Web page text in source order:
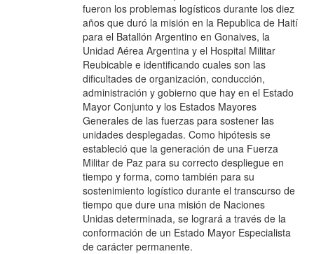
fueron los problemas logísticos durante los diez
años que duró la misión en la Republica de Haití
para el Batallón Argentino en Gonaives, la
Unidad Aérea Argentina y el Hospital Militar
Reubicable e identificando cuales son las
dificultades de organización, conducción,
administración y gobierno que hay en el Estado
Mayor Conjunto y los Estados Mayores
Generales de las fuerzas para sostener las
unidades desplegadas. Como hipótesis se
estableció que la generación de una Fuerza
Militar de Paz para su correcto despliegue en
tiempo y forma, como también para su
sostenimiento logístico durante el transcurso de
tiempo que dure una misión de Naciones
Unidas determinada, se logrará a través de la
conformación de un Estado Mayor Especialista
de carácter permanente.